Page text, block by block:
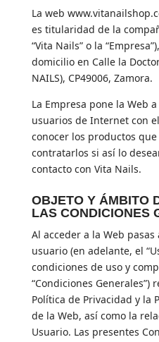
La web
es titularidad de la
“Vita Nails” o la
domicilio en Calle la
NAILS), CP49006, Zamora.
La Empresa pone la Web
usuarios de Internet con
conocer los productos
contratarlos si así lo
contacto con Vita Nails.
OBJETO Y ÁMBITO
LAS CONDICIONES
Al acceder a la Web
usuario (en adelante, el
condiciones de uso y
“Condiciones Generales”)
Política de Privacidad y la
de la Web, así como la
Usuario. Las presentes